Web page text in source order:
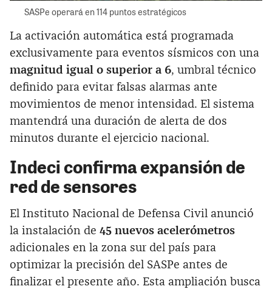
SASPe operará en 114 puntos estratégicos
La activación automática está programada
exclusivamente para eventos sísmicos con una
magnitud igual o superior a 6, umbral técnico
definido para evitar falsas alarmas ante
movimientos de menor intensidad. El sistema
mantendrá una duración de alerta de dos
minutos durante el ejercicio nacional.
Indeci confirma expansión de
red de sensores
El Instituto Nacional de Defensa Civil anunció
la instalación de 45 nuevos acelerómetros
adicionales en la zona sur del país para
optimizar la precisión del SASPe antes de
finalizar el presente año. Esta ampliación busca